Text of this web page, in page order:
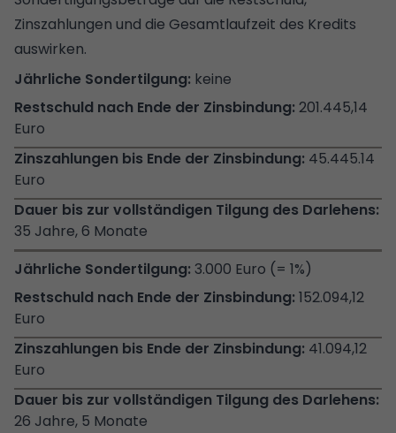
Zinszahlungen und die Gesamtlaufzeit des Kredits
auswirken.
keine
201.445,14
Euro
45.445.14
Euro
35 Jahre, 6 Monate
3.000 Euro (= 1%)
152.094,12
Euro
41.094,12
Euro
26 Jahre, 5 Monate